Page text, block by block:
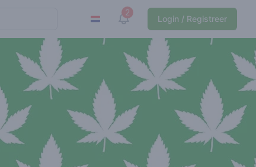
2
View notifications
Login / Registreer